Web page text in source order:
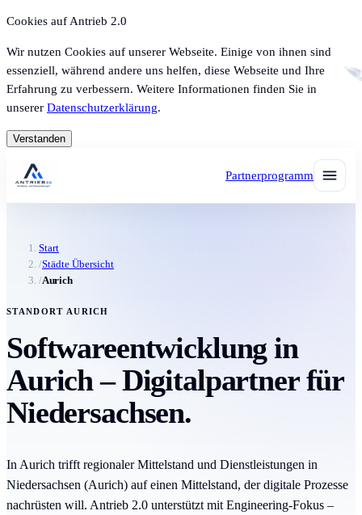
Cookies auf Antrieb 2.0
Wir nutzen Cookies auf unserer Webseite. Einige von ihnen sind
essenziell, während andere uns helfen, diese Webseite und Ihre
Erfahrung zu verbessern. Weitere Informationen finden Sie in
unserer Datenschutzerklärung.
Verstanden
Partnerprogramm
Start
/Städte Übersicht
/Aurich
STANDORT AURICH
Softwareentwicklung in
Aurich – Digitalpartner für
Niedersachsen.
In Aurich trifft regionaler Mittelstand und Dienstleistungen in
Niedersachsen (Aurich) auf einen Mittelstand, der digitale Prozesse
nachrüsten will. Antrieb 2.0 unterstützt mit Engineering-Fokus –